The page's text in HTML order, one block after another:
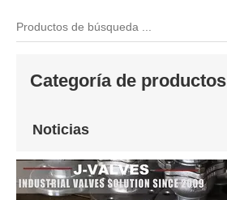
Categoría de productos
Noticias